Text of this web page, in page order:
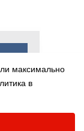
максимально
в